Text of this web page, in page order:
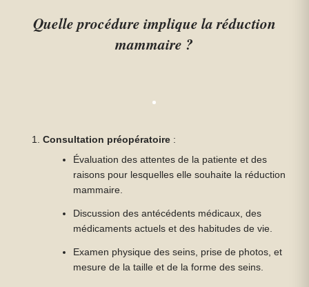
Quelle procédure implique la réduction
mammaire ?
Consultation préopératoire :
Évaluation des attentes de la patiente et des
raisons pour lesquelles elle souhaite la réduction
mammaire.
Discussion des antécédents médicaux, des
médicaments actuels et des habitudes de vie.
Examen physique des seins, prise de photos, et
mesure de la taille et de la forme des seins.